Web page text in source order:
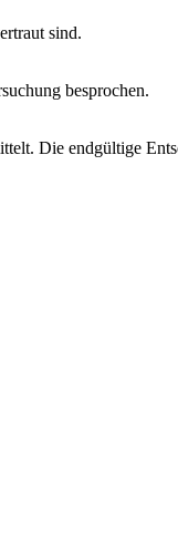
sind.
besprochen.
Die endgültige